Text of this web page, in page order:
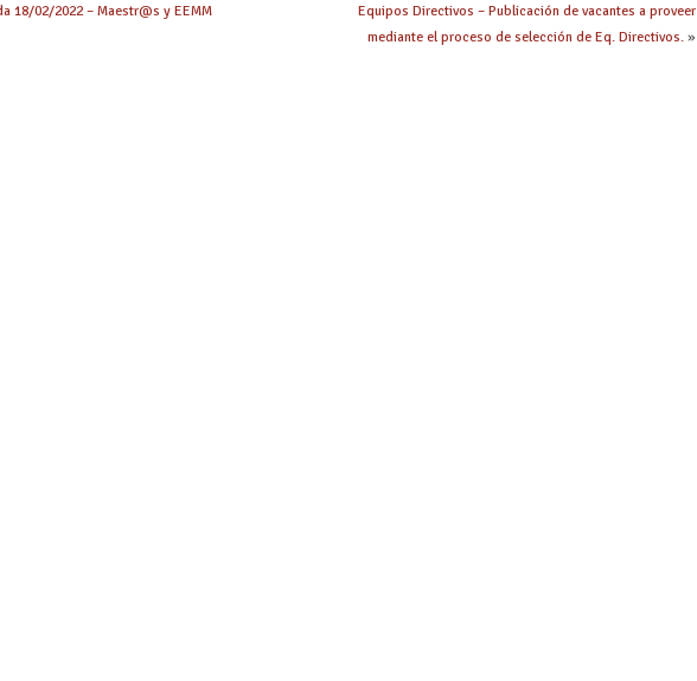
18/02/2022 – Maestr@s y EEMM
Equipos Directivos – Publicación de vacantes a proveer
mediante el proceso de selección de Eq. Directivos. »